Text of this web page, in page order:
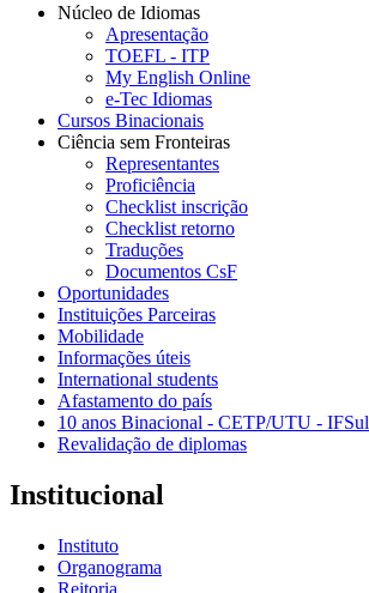
Núcleo de Idiomas
Apresentação
TOEFL - ITP
My English Online
e-Tec Idiomas
Cursos Binacionais
Ciência sem Fronteiras
Representantes
Proficiência
Checklist inscrição
Checklist retorno
Traduções
Documentos CsF
Oportunidades
Instituições Parceiras
Mobilidade
Informações úteis
International students
Afastamento do país
10 anos Binacional - CETP/UTU - IFSul
Revalidação de diplomas
Institucional
Instituto
Organograma
Reitoria